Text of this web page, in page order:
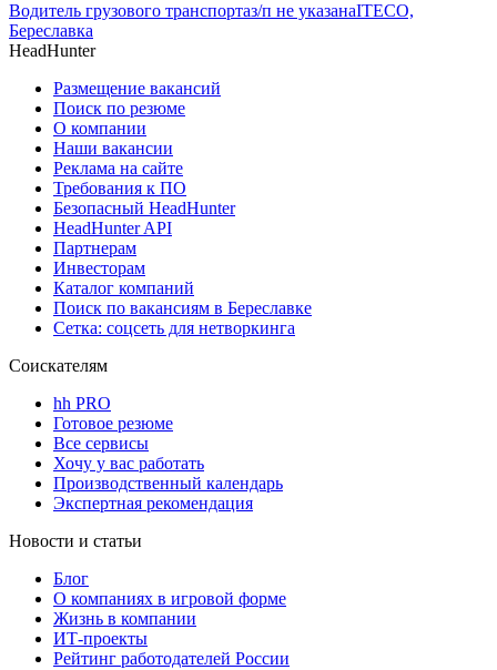
Водитель грузового транспортаз/п не указанаITECO,
Береславка
HeadHunter
Размещение вакансий
Поиск по резюме
О компании
Наши вакансии
Реклама на сайте
Требования к ПО
Безопасный HeadHunter
HeadHunter API
Партнерам
Инвесторам
Каталог компаний
Поиск по вакансиям в Береславке
Сетка: соцсеть для нетворкинга
Соискателям
hh PRO
Готовое резюме
Все сервисы
Хочу у вас работать
Производственный календарь
Экспертная рекомендация
Новости и статьи
Блог
О компаниях в игровой форме
Жизнь в компании
ИТ-проекты
Рейтинг работодателей России